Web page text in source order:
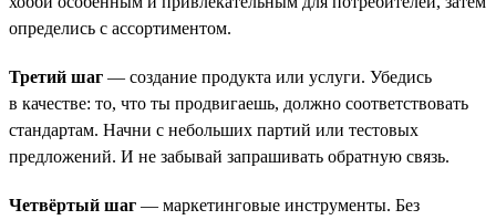
определись с ассортиментом.
Третий шаг — создание продукта или услуги. Убедись
в качестве: то, что ты продвигаешь, должно соответствовать
стандартам. Начни с небольших партий или тестовых
предложений. И не забывай запрашивать обратную связь.
Четвёртый шаг — маркетинговые инструменты. Без